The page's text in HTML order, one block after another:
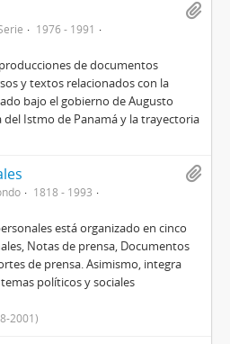
1976 - 1991
de documentos
y textos relacionados con la
bajo el gobierno de Augusto
Istmo de Panamá y la trayectoria
1818 - 1993
está organizado en cinco
Notas de prensa, Documentos
de prensa. Asimismo, integra
políticos y sociales
2001)